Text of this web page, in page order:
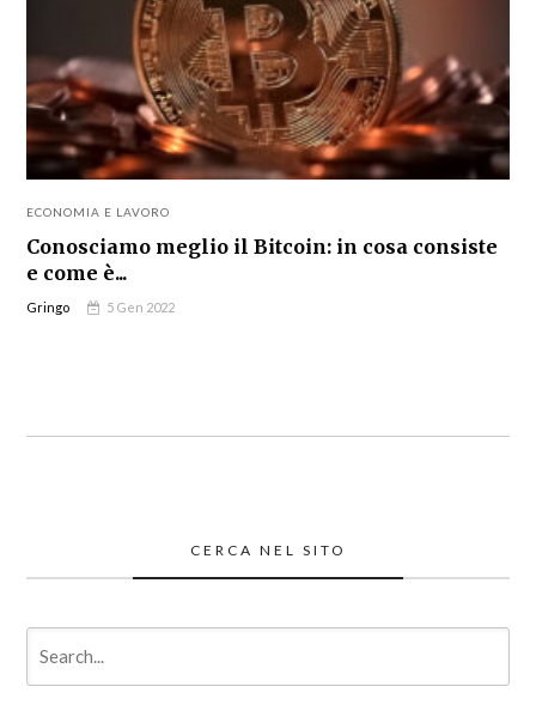
ECONOMIA E LAVORO
Conosciamo meglio il Bitcoin: in cosa consiste
e come è...
Gringo 5 Gen 2022
CERCA NEL SITO